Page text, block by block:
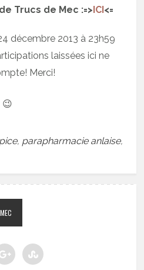
Trucs de Mec :=>ICI<=
décembre 2013 à 23h59
laissées ici ne
Merci!
😉
, parapharmacie anlaise,